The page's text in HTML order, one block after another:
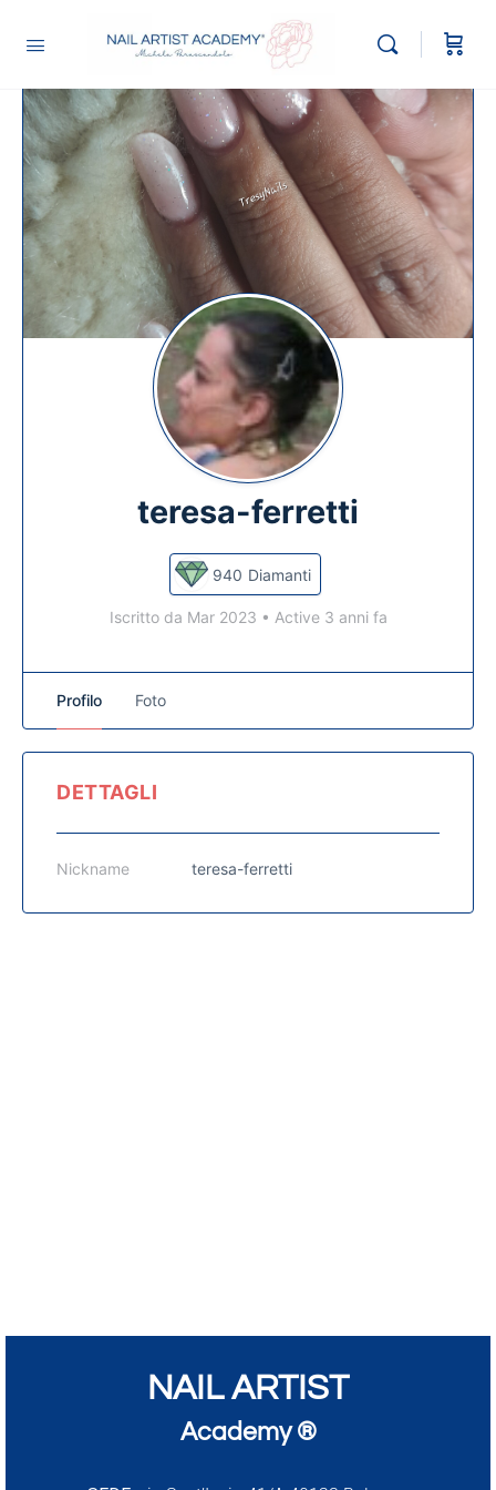
teresa-ferretti
940 Diamanti
Iscritto da Mar 2023 • Active 3 anni fa
Profilo Foto
DETTAGLI
Nickname teresa-ferretti
NAIL ARTIST
Academy ®